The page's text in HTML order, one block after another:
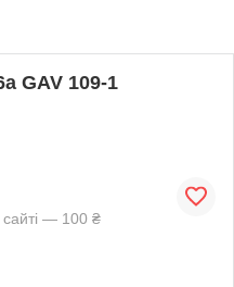
GAV 109-1
— 100 ₴